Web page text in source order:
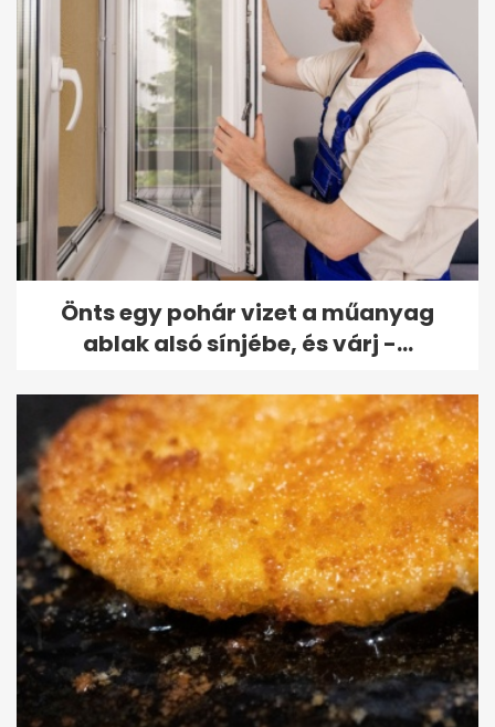
Önts egy pohár vizet a műanyag
ablak alsó sínjébe, és várj -...